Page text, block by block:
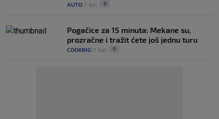
AUTO 7. kol. 0
Pogačice za 15 minuta: Mekane su,
prozračne i tražit ćete još jednu turu
COOKING 7. kol. 0